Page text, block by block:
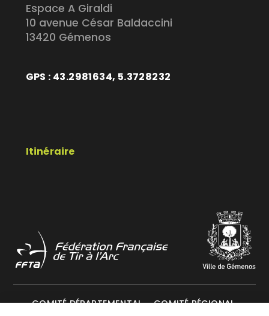
Espace A Giraldi
10 avenue César Baldaccini
13420 Gémenos
GPS : 43.2981634, 5.3728232
Itinéraire
COMITÉ DÉPARTEMENTAL COMITÉ RÉGIONAL